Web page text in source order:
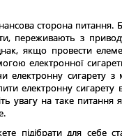
сторона
переживають з
якщо провести
електронної
електронну сигарету
електронну сигарету
увагу на таке питання
підібрати для себе